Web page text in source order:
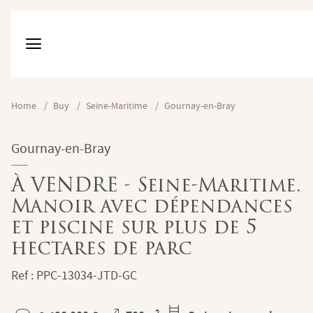
Home / Buy / Seine-Maritime / Gournay-en-Bray
Gournay-en-Bray
À VENDRE - Seine-Maritime.
Manoir avec dépendances
et piscine sur plus de 5
hectares de parc
Ref : PPC-13034-JTD-GC